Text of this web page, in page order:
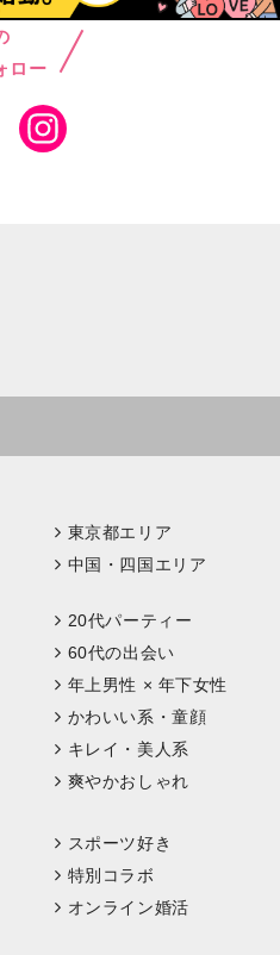
ロー
東京都エリア
中国・四国エリア
20代パーティー
60代の出会い
年上男性 × 年下女性
かわいい系・童顔
キレイ・美人系
爽やかおしゃれ
スポーツ好き
特別コラボ
オンライン婚活